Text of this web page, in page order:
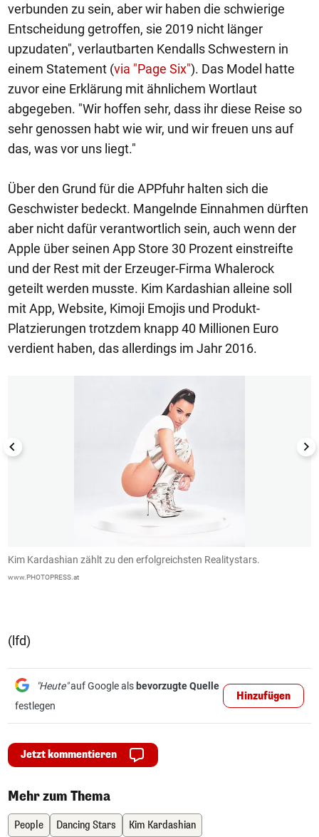
verbunden zu sein, aber wir haben die schwierige
Entscheidung getroffen, sie 2019 nicht länger
upzudaten", verlautbarten Kendalls Schwestern in
einem Statement (via "Page Six"). Das Model hatte
zuvor eine Erklärung mit ähnlichem Wortlaut
abgegeben. "Wir hoffen sehr, dass ihr diese Reise so
sehr genossen habt wie wir, und wir freuen uns auf
das, was vor uns liegt."
Über den Grund für die APPfuhr halten sich die
Geschwister bedeckt. Mangelnde Einnahmen dürften
aber nicht dafür verantwortlich sein, auch wenn der
Apple über seinen App Store 30 Prozent einstreifte
und der Rest mit der Erzeuger-Firma Whalerock
geteilt werden musste. Kim Kardashian alleine soll
mit App, Website, Kimoji Emojis und Produkt-
Platzierungen trotzdem knapp 40 Millionen Euro
verdient haben, das allerdings im Jahr 2016.
1/26
Kim Kardashian zählt zu den erfolgreichsten Realitystars.
www.PHOTOPRESS.at
(lfd)
"Heute"auf Google als bevorzugte Quelle
festlegen
Hinzufügen
Jetzt kommentieren
Mehr zum Thema
People Dancing Stars Kim Kardashian